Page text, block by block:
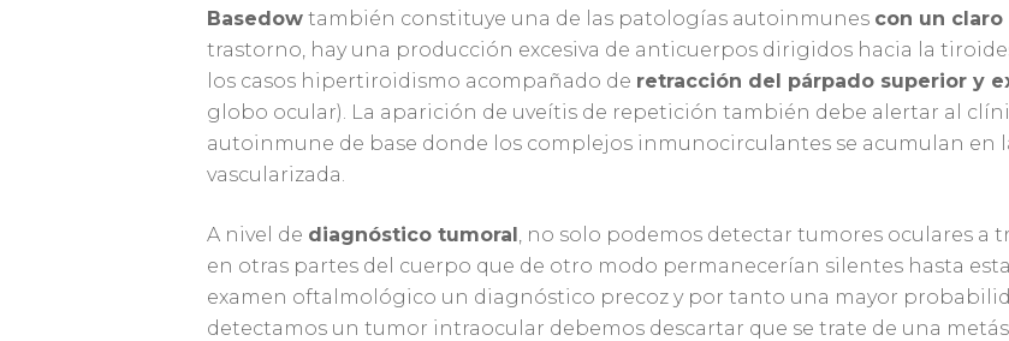
Basedow también constituye una de las patologías autoinmunes con un
trastorno, hay una producción excesiva de anticuerpos dirigidos hacia la
los casos hipertiroidismo acompañado de retracción del párpado superior y
globo ocular). La aparición de uveítis de repetición también debe alertar al
autoinmune de base donde los complejos inmunocirculantes se acumulan en
vascularizada.
A nivel de diagnóstico tumoral, no solo podemos detectar tumores oculares a
en otras partes del cuerpo que de otro modo permanecerían silentes hasta
examen oftalmológico un diagnóstico precoz y por tanto una mayor
detectamos un tumor intraocular debemos descartar que se trate de una